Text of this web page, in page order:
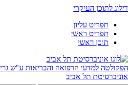
דילוג לתוכן העיקרי
תפריט עליון
תפריט ראשי
תוכן ראשי
הפקולטה למדעי הרפואה והבריאות ע"ש
אוניברסיטת תל אביב